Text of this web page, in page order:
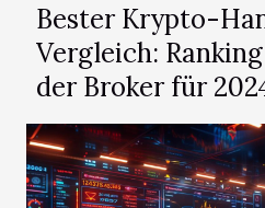
Bester Krypto-
Vergleich:
der Broker für